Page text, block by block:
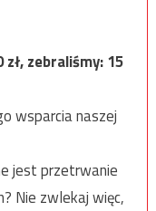
zł, zebraliśmy:15
wsparcia naszej
jest przetrwanie
Nie zwlekaj więc,